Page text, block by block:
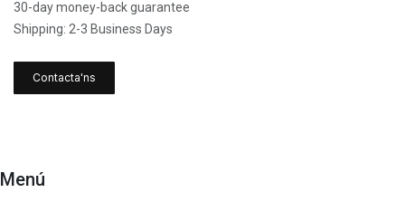
30-day money-back guarantee
Shipping: 2-3 Business Days
Contacta'ns
Menú